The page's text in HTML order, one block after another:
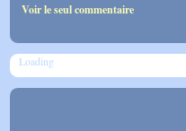
Voir le seul commentaire
Loading